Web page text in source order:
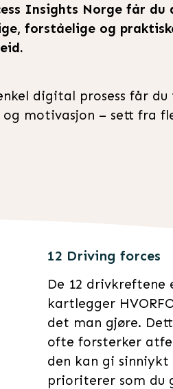
Insights Norge får du
forståelige og
digital prosess får
motivasjon – sett fra
12 Driving forces
De 12 drivkreftene
kartlegger
det man gjøre.
ofte forsterker
den kan gi
prioriterer som du